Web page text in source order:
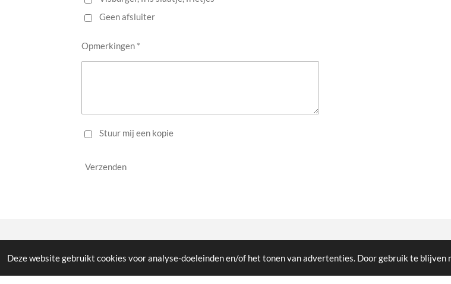
Deze website gebruikt cookies voor analyse-doeleinden en/of het tonen van advertenties. Door gebruik te blijven
Geen afsluiter
Opmerkingen *
Stuur mij een kopie
Verzenden
© 2023 - 2026 WW Midwest